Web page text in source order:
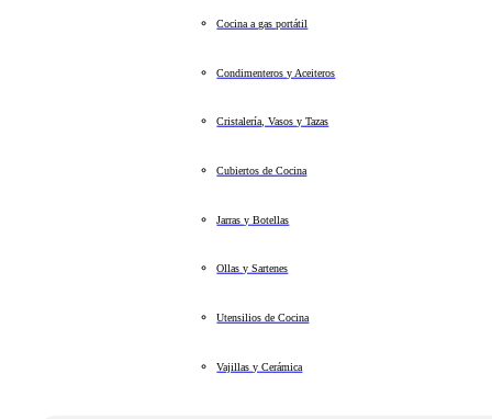
Cocina a gas portátil
Condimenteros y Aceiteros
Cristalería, Vasos y Tazas
Cubiertos de Cocina
Jarras y Botellas
Ollas y Sartenes
Utensilios de Cocina
Vajillas y Cerámica